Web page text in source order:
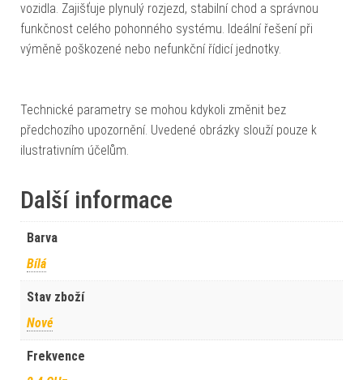
vozidla. Zajišťuje plynulý rozjezd, stabilní chod a správnou
funkčnost celého pohonného systému. Ideální řešení při
výměně poškozené nebo nefunkční řídicí jednotky.
Technické parametry se mohou kdykoli změnit bez
předchozího upozornění. Uvedené obrázky slouží pouze k
ilustrativním účelům.
Další informace
Barva
Bílá
Stav zboží
Nové
Frekvence